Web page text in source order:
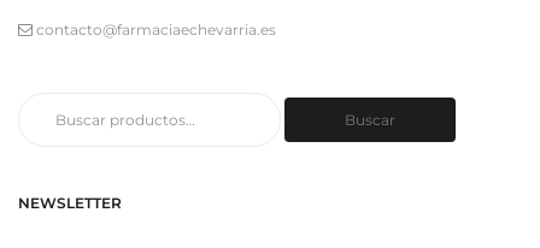
contacto@farmaciaechevarria.es
Buscar
NEWSLETTER